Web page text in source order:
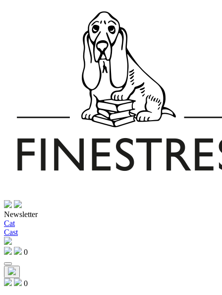
Newsletter
Cat
Cast
0
0